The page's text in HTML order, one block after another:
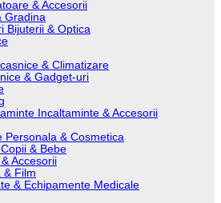
& Accesorii
Gradina
Bijuterii & Optica
& Climatizare
& Gadget-uri
Incaltaminte & Accesorii
Personala & Cosmetica
& Bebe
Accesorii
& Film
& Echipamente Medicale